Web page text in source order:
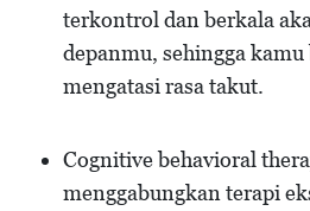
terkontrol dan berkala
depanmu, sehingga kamu
mengatasi rasa takut.
Cognitive behavioral
menggabungkan terapi